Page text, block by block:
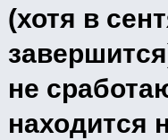
(хотя в
не
находится